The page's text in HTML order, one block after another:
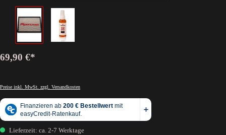
69,90 €*
Preise inkl. MwSt. zzgl. Versandkosten
Lieferzeit: ca. 2-7 Werktage